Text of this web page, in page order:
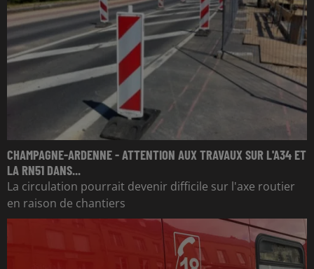
CHAMPAGNE-ARDENNE - ATTENTION AUX TRAVAUX SUR L'A34 ET
LA RN51 DANS...
La circulation pourrait devenir difficile sur l'axe routier
en raison de chantiers